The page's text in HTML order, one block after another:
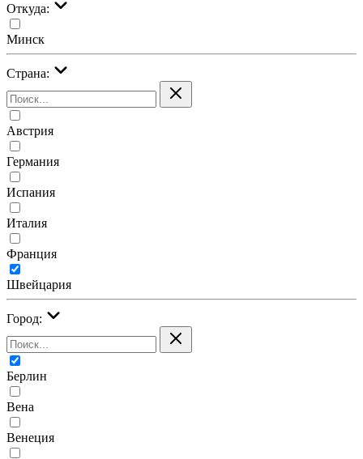
Откуда:
Минск
Страна:
Австрия
Германия
Испания
Италия
Франция
Швейцария
Город:
Берлин
Вена
Венеция